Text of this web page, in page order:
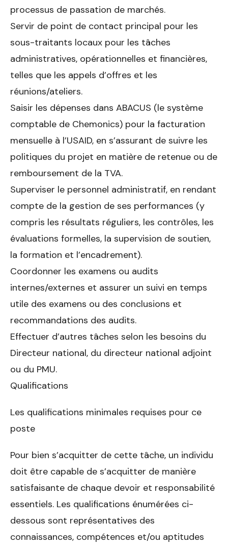
processus de passation de marchés.
Servir de point de contact principal pour les
sous-traitants locaux pour les tâches
administratives, opérationnelles et financières,
telles que les appels d’offres et les
réunions/ateliers.
Saisir les dépenses dans ABACUS (le système
comptable de Chemo­nics) pour la facturation
mensuelle à l’USAID, en s’assurant de suivre les
politiques du projet en matière de retenue ou de
remboursement de la TVA.
Superviser le personnel administratif, en rendant
compte de la ges­tion de ses performances (y
compris les résultats réguliers, les contrôles, les
évaluations formelles, la supervision de soutien,
la for­mation et l’encadrement).
Coordonner les examens ou audits
internes/externes et assurer un suivi en temps
utile des examens ou des conclusions et
recomman­dations des audits.
Effectuer d’autres tâches selon les besoins du
Directeur national, du directeur national adjoint
ou du PMU.
Qualifications
Les qualifications minimales requises pour ce
poste
Pour bien s’acquitter de cette tâche, un individu
doit être capable de s’acquitter de manière
satisfaisante de chaque devoir et responsabilité
essentiels. Les qualifications énumérées ci-
dessous sont représentatives des
connaissances, compétences et/ou aptitudes